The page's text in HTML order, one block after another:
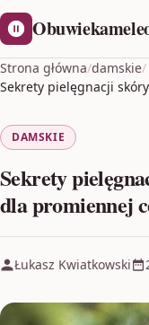
Strona główna/damskie/
Sekrety pielęgnacji
DAMSKIE
Sekrety
dla promiennej
Łukasz Kwiatkowski